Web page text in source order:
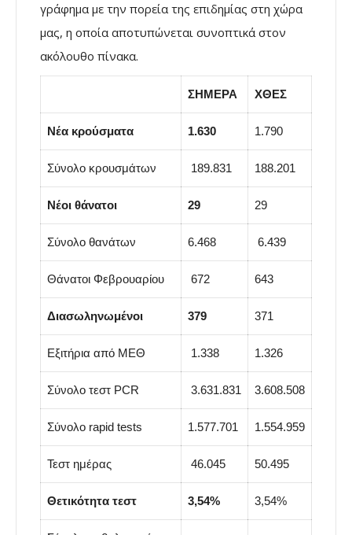
γράφημα με την πορεία της επιδημίας στη χώρα
μας, η οποία αποτυπώνεται συνοπτικά στον
ακόλουθο πίνακα.
ΣΗΜΕΡΑ ΧΘΕΣ
Νέα κρούσματα 1.630 1.790
Σύνολο κρουσμάτων 189.831 188.201
Νέοι θάνατοι 29 29
Σύνολο θανάτων 6.468 6.439
Θάνατοι Φεβρουαρίου 672 643
Διασωληνωμένοι 379 371
Εξιτήρια από ΜΕΘ 1.338 1.326
Σύνολο τεστ PCR 3.631.831 3.608.508
Σύνολο rapid tests 1.577.701 1.554.959
Τεστ ημέρας 46.045 50.495
Θετικότητα τεστ 3,54% 3,54%